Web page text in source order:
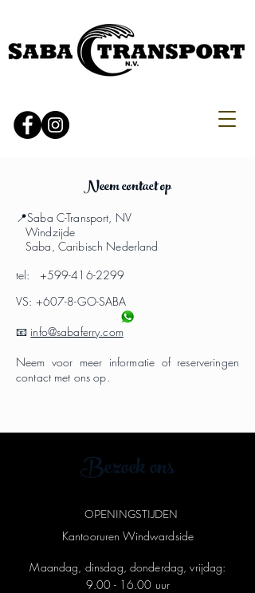
Neem contact op
📍Saba C-Transport, NV
Windzijde
Saba, Caribisch Nederland
tel:
+599-416-2299
VS: +607-8-GO-SABA
📧 info@sabaferry.com
Neem voor meer informatie of reserveringen
contact met ons op.
Bezoek ons
OPENINGSTIJDEN
Kantooruren Windwardside
Maandag, dinsdag, donderdag, vrijdag:
9.00 - 16.00 uur